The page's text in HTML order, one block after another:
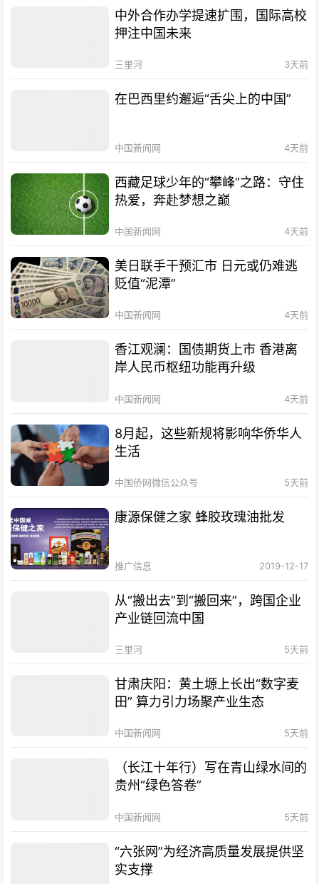
中外合作办学提速扩围，国际高校
押注中国未来
三里河 3天前
在巴西里约邂逅“舌尖上的中国”
中国新闻网 4天前
西藏足球少年的“攀峰”之路：守住
热爱，奔赴梦想之巅
中国新闻网 4天前
美日联手干预汇市 日元或仍难逃
贬值“泥潭”
中国新闻网 4天前
香江观澜：国债期货上市 香港离
岸人民币枢纽功能再升级
中国新闻网 4天前
8月起，这些新规将影响华侨华人
生活
中国侨网微信公众号 5天前
康源保健之家 蜂胶玫瑰油批发
推广信息 2019-12-17
从“搬出去”到“搬回来”，跨国企业
产业链回流中国
三里河 5天前
甘肃庆阳：黄土塬上长出“数字麦
田” 算力引力场聚产业生态
中国新闻网 5天前
（长江十年行）写在青山绿水间的
贵州“绿色答卷”
中国新闻网 5天前
“六张网”为经济高质量发展提供坚
实支撑